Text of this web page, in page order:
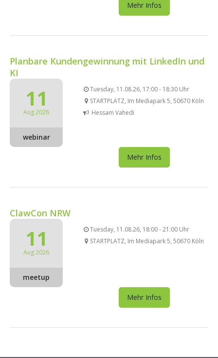
Mehr Infos
Planbare Kundengewinnung mit LinkedIn und
KI
11
Aug 2026
webinar
Tuesday, 11.08.26, 17:00 - 18:30 Uhr
STARTPLATZ, Im Mediapark 5, 50670 Köln
Hessam Vahedi
Mehr Infos
ClawCon NRW
11
Aug 2026
meetup
Tuesday, 11.08.26, 18:00 - 21:00 Uhr
STARTPLATZ, Im Mediapark 5, 50670 Köln
Mehr Infos